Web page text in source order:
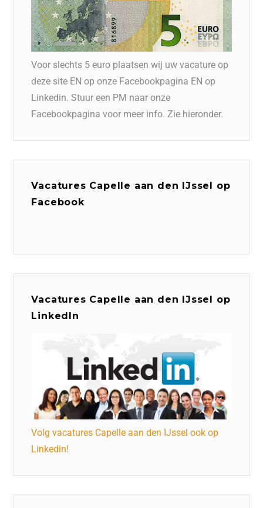
Voor slechts 5 euro plaatsen wij uw vacature op
deze site EN op onze Facebookpagina EN op
Linkedin. Stuur een PM naar onze
Facebookpagina voor meer info. Zie hieronder.
Vacatures Capelle aan den IJssel op
Facebook
Vacatures Capelle aan den IJssel op
LinkedIn
Volg vacatures Capelle aan den IJssel ook op
Linkedin!